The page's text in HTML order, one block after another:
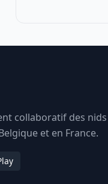
collaboratif des nids
et en France.